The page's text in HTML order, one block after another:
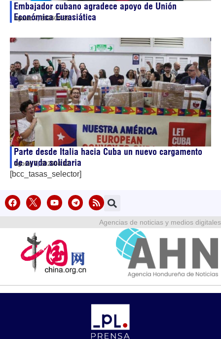
Embajador cubano agradece apoyo de Unión
Económica Eurasiática
agosto 7, 202604:28
Parte desde Italia hacia Cuba un nuevo cargamento
de ayuda solidaria
agosto 7, 202604:12
[bcc_tasas_selector]
Agencias de noticias y medios digitales